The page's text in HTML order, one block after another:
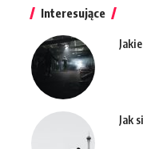
Interesujące
Jak